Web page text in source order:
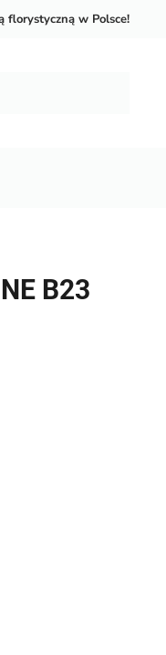
florystyczną w Polsce!
B23